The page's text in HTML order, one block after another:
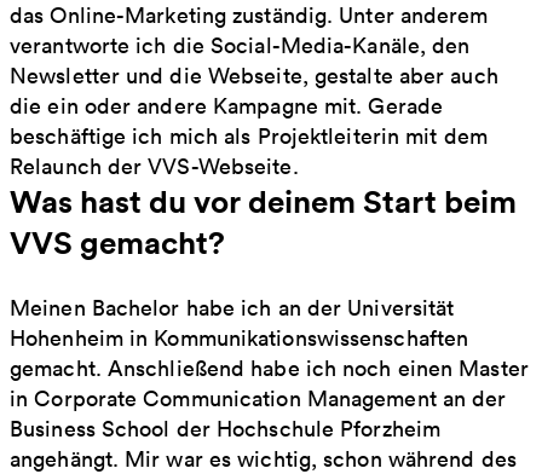
das Online-Marketing zuständig. Unter anderem
verantworte ich die Social-Media-Kanäle, den
Newsletter und die Webseite, gestalte aber auch
die ein oder andere Kampagne mit. Gerade
beschäftige ich mich als Projektleiterin mit dem
Relaunch der VVS-Webseite.
Was hast du vor deinem Start beim
VVS gemacht?
Meinen Bachelor habe ich an der Universität
Hohenheim in Kommunikationswissenschaften
gemacht. Anschließend habe ich noch einen Master
in Corporate Communication Management an der
Business School der Hochschule Pforzheim
angehängt. Mir war es wichtig, schon während des